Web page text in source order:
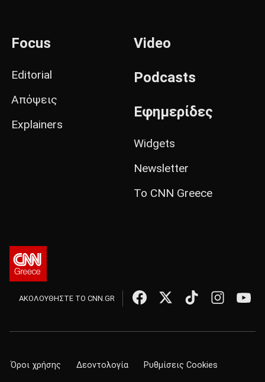
Focus
Editorial
Απόψεις
Explainers
Video
Podcasts
Εφημερίδες
Widgets
Newsletter
Το CNN Greece
ΑΚΟΛΟΥΘΗΣΤΕ ΤΟ CNN.GR
Όροι χρήσης Δεοντολογία Ρυθμίσεις Cookies